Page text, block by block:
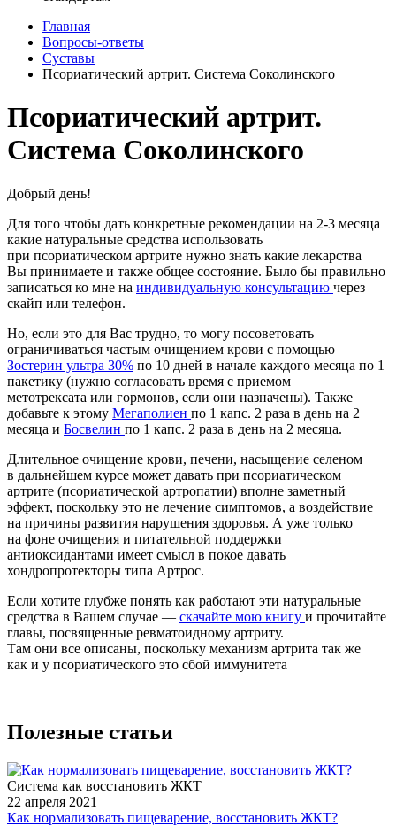
Главная
Вопросы-ответы
Суставы
Псориатический артрит. Система Соколинского
Псориатический артрит.
Система Соколинского
Добрый день!
Для того чтобы дать конкретные рекомендации на 2-3 месяца
какие натуральные средства использовать
при псориатическом артрите нужно знать какие лекарства
Вы принимаете и также общее состояние. Было бы правильно
записаться ко мне на индивидуальную консультацию через
скайп или телефон.
Но, если это для Вас трудно, то могу посоветовать
ограничиваться частым очищением крови с помощью
Зостерин ультра 30% по 10 дней в начале каждого месяца по 1
пакетику (нужно согласовать время с приемом
метотрексата или гормонов, если они назначены). Также
добавьте к этому Мегаполиен по 1 капс. 2 раза в день на 2
месяца и Босвелин по 1 капс. 2 раза в день на 2 месяца.
Длительное очищение крови, печени, насыщение селеном
в дальнейшем курсе может давать при псориатическом
артрите (псориатической артропатии) вполне заметный
эффект, поскольку это не лечение симптомов, а воздействие
на причины развития нарушения здоровья. А уже только
на фоне очищения и питательной поддержки
антиоксидантами имеет смысл в покое давать
хондропротекторы типа Артрос.
Если хотите глубже понять как работают эти натуральные
средства в Вашем случае — скачайте мою книгу и прочитайте
главы, посвященные ревматоидному артриту.
Там они все описаны, поскольку механизм артрита так же
как и у псориатического это сбой иммунитета
Полезные статьи
Система как восстановить ЖКТ
22 апреля 2021
Как нормализовать пищеварение, восстановить ЖКТ?